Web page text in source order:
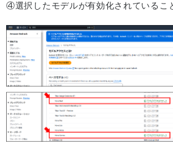
④選択したモデルが有効化されているこ